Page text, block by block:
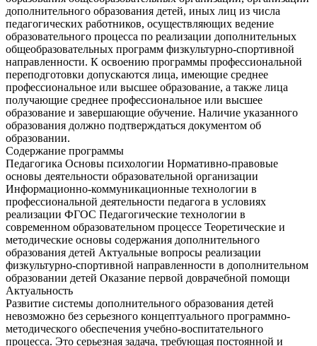
дополнительного образования детей, иных лиц из числа
педагогических работников, осуществляющих ведение
образовательного процесса по реализации дополнительных
общеобразовательных программ физкультурно-спортивной
направленности. К освоению программы профессиональной
переподготовки допускаются лица, имеющие среднее
профессиональное или высшее образование, а также лица
получающие среднее профессиональное или высшее
образование и завершающие обучение. Наличие указанного
образования должно подтверждаться документом об
образовании.
Содержание программы
Педагогика Основы психологии Нормативно-правовые
основы деятельности образовательной организации
Информационно-коммуникационные технологии в
профессиональной деятельности педагога в условиях
реализации ФГОС Педагогические технологии в
современном образовательном процессе Теоретические и
методические основы содержания дополнительного
образования детей Актуальные вопросы реализации
физкультурно-спортивной направленности в дополнительном
образовании детей Оказание первой доврачебной помощи
Актуальность
Развитие системы дополнительного образования детей
невозможно без серьезного концептуального программно-
методического обеспечения учебно-воспитательного
процесса. Это серьезная задача, требующая постоянной и